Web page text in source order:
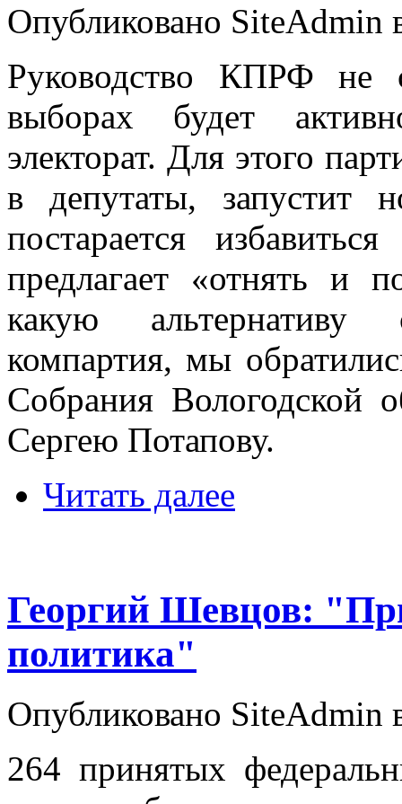
Опубликовано SiteAdmin
Руководство КПРФ не
выборах будет
электорат. Для этого
в депутаты, запустит
постарается
предлагает «отнять и
какую альтернативу
компартия, мы
Собрания Вологодской
Сергею Потапову.
Читать далее
Георгий Шевцов:
политика"
Опубликовано
264 принятых